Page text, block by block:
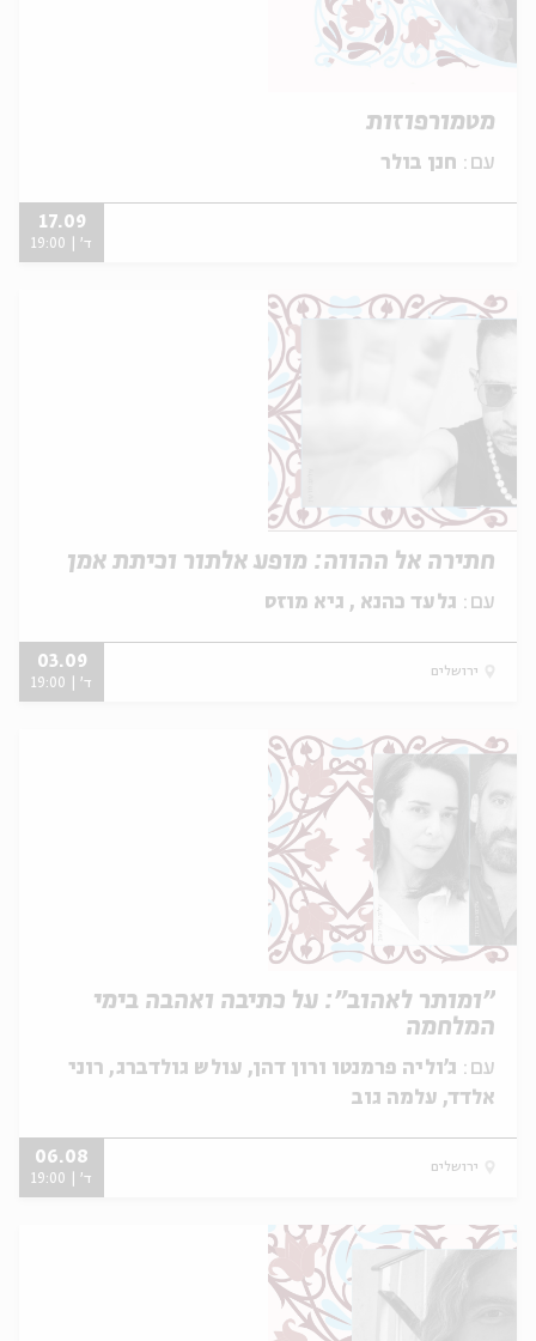
מטמורפוזות
עם: חנן בולר
17.09
ד' | 19:00
חתירה אל ההווה: מופע אלתור וכיתת אמן
עם: גלעד כהנא , גיא מוזס
ירושלים
03.09
ד' | 19:00
״ומותר לאהוב״: על כתיבה ואהבה בימי
המלחמה
עם: ג'וליה פרמנטו ורון דהן, עולש גולדברג, רוני
אלדד, עלמה גוב
ירושלים
06.08
ד' | 19:00